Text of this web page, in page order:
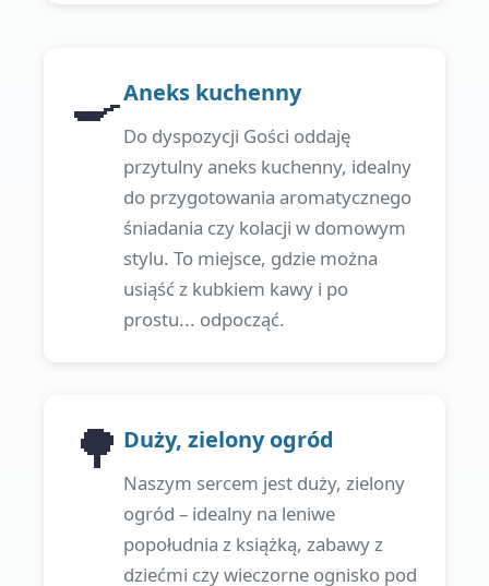
🍳Aneks kuchenny
Do dyspozycji Gości oddaję
przytulny aneks kuchenny, idealny
do przygotowania aromatycznego
śniadania czy kolacji w domowym
stylu. To miejsce, gdzie można
usiąść z kubkiem kawy i po
prostu... odpocząć.
🌳 Duży, zielony ogród
Naszym sercem jest duży, zielony
ogród – idealny na leniwe
popołudnia z książką, zabawy z
dziećmi czy wieczorne ognisko pod